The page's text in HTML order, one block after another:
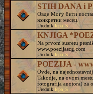
STIH DANA i
Овде Могу бити
конкретни месец.
Urednik lepa_S
KNJIGA
Na prvom susretu
www.poezijascg.com
Urednik lepa_S
POEZIJA -
Ovde, na
Takodje, na ovom
fotografija auotora) za
Urednik lepa_S